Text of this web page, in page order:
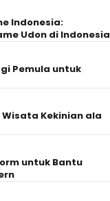
Indonesia:
Udon di Indonesia
Pemula untuk
Kekinian ala
untuk Bantu